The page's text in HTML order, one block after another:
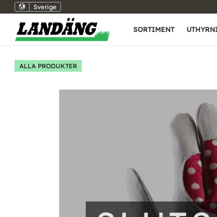
Sverige
SORTIMENT
ALLA PRODUKTER